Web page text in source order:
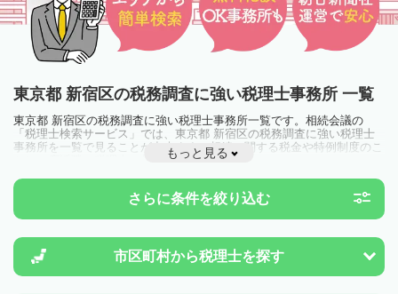
東京都 新宿区の税務調査に強い税理士事務所 一覧
東京都 新宿区の税務調査に強い税理士事務所一覧です。相続会議の
「税理士検索サービス」では、東京都 新宿区の税務調査に強い税理士
事務所を一覧で見ることが出来ます。相続に関する税金や特例制度のこ
とは一度近隣の税理士に相談してみましょう。
もっと見る
さらに条件を絞り込む
市区町村から税理士を探す